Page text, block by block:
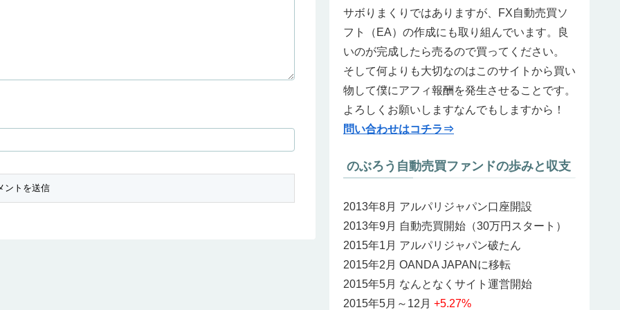
サボりまくりではありますが、FX自動売買ソ
フト（EA）の作成にも取り組んでいます。良
いのが完成したら売るので買ってください。
そして何よりも大切なのはこのサイトから買い
物して僕にアフィ報酬を発生させることです。
よろしくお願いしますなんでもしますから！
問い合わせはコチラ⇒
のぶろう自動売買ファンドの歩みと収支
2013年8月 アルパリジャパン口座開設
2013年9月 自動売買開始（30万円スタート）
2015年1月 アルパリジャパン破たん
2015年2月 OANDA JAPANに移転
2015年5月 なんとなくサイト運営開始
2015年5月～12月 +5.27%